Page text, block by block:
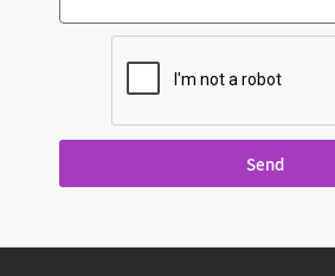
Send